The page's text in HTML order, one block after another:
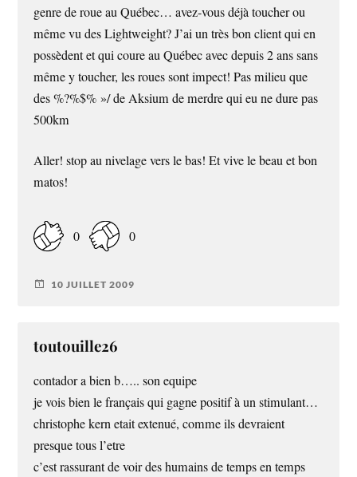
genre de roue au Québec… avez-vous déjà toucher ou
même vu des Lightweight? J’ai un très bon client qui en
possèdent et qui coure au Québec avec depuis 2 ans sans
même y toucher, les roues sont impect! Pas milieu que
des %?%$% »/ de Aksium de merdre qui eu ne dure pas
500km
Aller! stop au nivelage vers le bas! Et vive le beau et bon
matos!
0 0
10 JUILLET 2009
toutouille26
contador a bien b….. son equipe
je vois bien le français qui gagne positif à un stimulant…
christophe kern etait extenué, comme ils devraient
presque tous l’etre
c’est rassurant de voir des humains de temps en temps